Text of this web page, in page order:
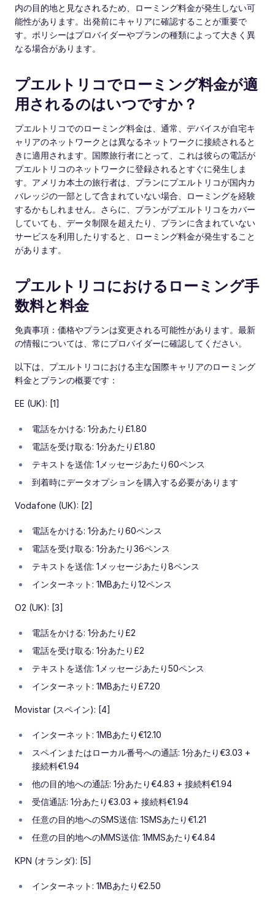
内の目的地と見なされるため、ローミング料金が発生しない可
能性があります。出発前にキャリアに確認することが重要で
す。ポリシーはプロバイダーやプランの種類によって大きく異
なる場合があります。
プエルトリコでローミング料金が適
用されるのはいつですか？
プエルトリコでのローミング料金は、通常、デバイスが自宅キ
ャリアのネットワークとは異なるネットワークに接続されると
きに適用されます。国際旅行者にとって、これは彼らの電話が
プエルトリコのネットワークに登録されるとすぐに発生しま
す。アメリカ本土の旅行者は、プランにプエルトリコが国内カ
バレッジの一部として含まれていない場合、ローミングを経験
するかもしれません。さらに、プランがプエルトリコをカバー
していても、データ制限を超えたり、プランに含まれていない
サービスを利用したりすると、ローミング料金が発生すること
があります。
プエルトリコにおけるローミング手
数料と料金
免責事項：価格やプランは変更される可能性があります。最新
の情報については、常にプロバイダーに確認してください。
以下は、プエルトリコにおける主な国際キャリアのローミング
料金とプランの概要です：
EE (UK): [1]
電話をかける: 1分あたり£1.80
電話を受け取る: 1分あたり£1.80
テキストを送信: 1メッセージあたり60ペンス
到着時にデータオプションを購入する必要があります
Vodafone (UK): [2]
電話をかける: 1分あたり60ペンス
電話を受け取る: 1分あたり36ペンス
テキストを送信: 1メッセージあたり8ペンス
インターネット: 1MBあたり12ペンス
O2 (UK): [3]
電話をかける: 1分あたり£2
電話を受け取る: 1分あたり£2
テキストを送信: 1メッセージあたり50ペンス
インターネット: 1MBあたり£7.20
Movistar (スペイン): [4]
インターネット: 1MBあたり€12.10
スペインまたはローカル番号への通話: 1分あたり€3.03 +
接続料€1.94
他の目的地への通話: 1分あたり€4.83 + 接続料€1.94
受信通話: 1分あたり€3.03 + 接続料€1.94
任意の目的地へのSMS送信: 1SMSあたり€1.21
任意の目的地へのMMS送信: 1MMSあたり€4.84
KPN (オランダ): [5]
インターネット: 1MBあたり€2.50